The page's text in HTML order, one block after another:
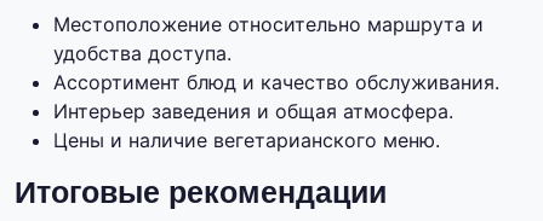
Местоположение относительно маршрута и
удобства доступа.
Ассортимент блюд и качество обслуживания.
Интерьер заведения и общая атмосфера.
Цены и наличие вегетарианского меню.
Итоговые рекомендации